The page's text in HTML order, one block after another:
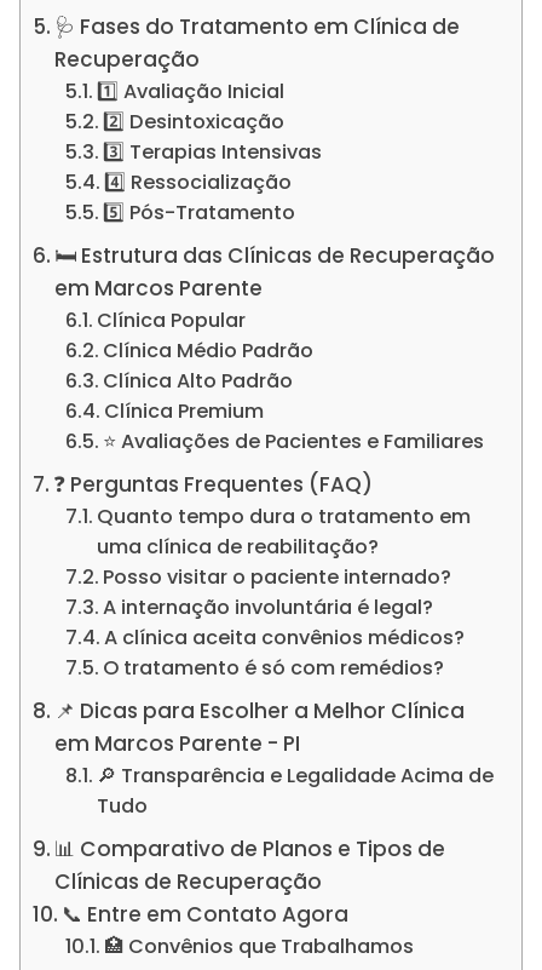
🩺 Fases do Tratamento em Clínica de
Recuperação
1️⃣ Avaliação Inicial
2️⃣ Desintoxicação
3️⃣ Terapias Intensivas
4️⃣ Ressocialização
5️⃣ Pós-Tratamento
🛏️ Estrutura das Clínicas de Recuperação
em Marcos Parente
Clínica Popular
Clínica Médio Padrão
Clínica Alto Padrão
Clínica Premium
⭐ Avaliações de Pacientes e Familiares
❓ Perguntas Frequentes (FAQ)
Quanto tempo dura o tratamento em
uma clínica de reabilitação?
Posso visitar o paciente internado?
A internação involuntária é legal?
A clínica aceita convênios médicos?
O tratamento é só com remédios?
📌 Dicas para Escolher a Melhor Clínica
em Marcos Parente - PI
🔎 Transparência e Legalidade Acima de
Tudo
📊 Comparativo de Planos e Tipos de
Clínicas de Recuperação
📞 Entre em Contato Agora
🏥 Convênios que Trabalhamos